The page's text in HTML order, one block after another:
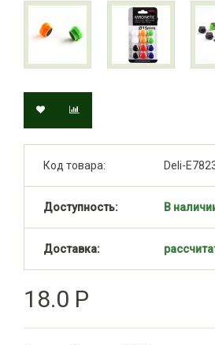
Код товара: Deli-
Доступность: В
Доставка:
18.0 Р